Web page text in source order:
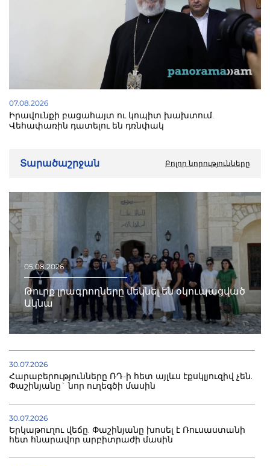
07.08.2026
Իրավունքի բացահայտ ու կոպիտ խախտում.
Վեհափառին դատելու են դռնփակ
Տարածաշրջան Բոլոր նորությունները
05.08.2026
Թուրք լրագրողները մեկնել են օկուպացված
Ակնա
30.07.2026
Հարաբերությունները ՌԴ-ի հետ այլևս էքսկլյուզիվ չեն.
Փաշինյանը` նոր ուղեգծի մասին
30.07.2026
Երկաթուղու վեճը. Փաշինյանը խոսել է Ռուսաստանի
հետ հնարավոր արբիտրաժի մասին